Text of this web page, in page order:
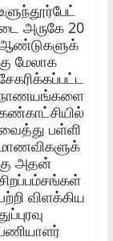
அருகே 20
மேலாக
பள்ளி
அதன்
விளக்கிய